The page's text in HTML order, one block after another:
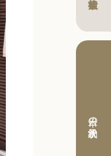
本日の予約状況